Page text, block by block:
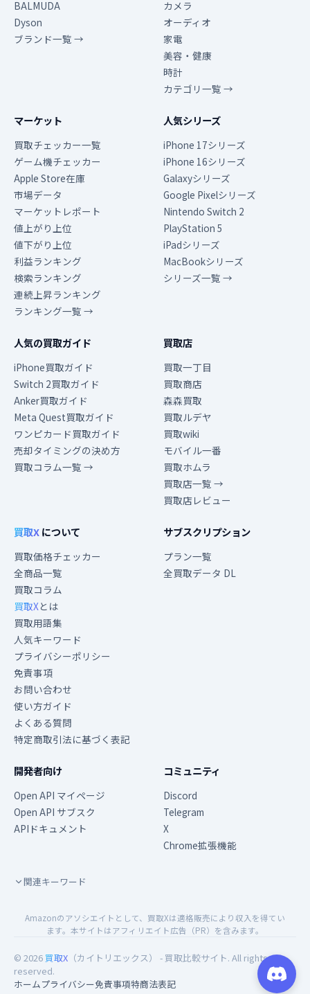
BALMUDA
Dyson
ブランド一覧 →
カメラ
オーディオ
家電
美容・健康
時計
カテゴリ一覧 →
マーケット
買取チェッカー一覧
ゲーム機チェッカー
Apple Store在庫
市場データ
マーケットレポート
値上がり上位
値下がり上位
利益ランキング
検索ランキング
連続上昇ランキング
ランキング一覧 →
人気シリーズ
iPhone 17シリーズ
iPhone 16シリーズ
Galaxyシリーズ
Google Pixelシリーズ
Nintendo Switch 2
PlayStation 5
iPadシリーズ
MacBookシリーズ
シリーズ一覧 →
人気の買取ガイド
iPhone買取ガイド
Switch 2買取ガイド
Anker買取ガイド
Meta Quest買取ガイド
ワンピカード買取ガイド
売却タイミングの決め方
買取コラム一覧 →
買取店
買取一丁目
買取商店
森森買取
買取ルデヤ
買取wiki
モバイル一番
買取ホムラ
買取店一覧 →
買取店レビュー
買取Xについて
買取価格チェッカー
全商品一覧
買取コラム
買取Xとは
買取用語集
人気キーワード
プライバシーポリシー
免責事項
お問い合わせ
使い方ガイド
よくある質問
特定商取引法に基づく表記
サブスクリプション
プラン一覧
全買取データ DL
開発者向け
Open API マイページ
Open API サブスク
APIドキュメント
コミュニティ
Discord
Telegram
X
Chrome拡張機能
関連キーワード
Amazonのアソシエイトとして、買取Xは適格販売により収入を得てい
ます。本サイトはアフィリエイト広告（PR）を含みます。
© 2026 買取X （カイトリエックス） - 買取比較サイト. All rights
reserved.
ホームプライバシー免責事項特商法表記